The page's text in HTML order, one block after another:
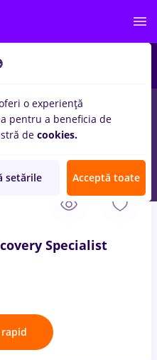
time Fără experiență
Specialist
o experiență
pentru a beneficia de
de cookies.
setările Acceptă toate